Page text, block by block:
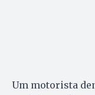
Um motorista